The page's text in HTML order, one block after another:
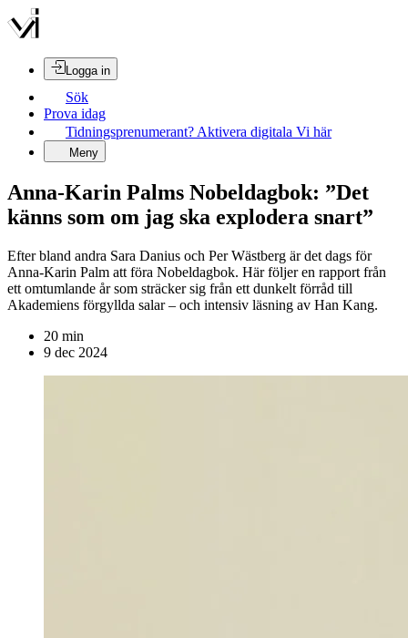
Logga in
Sök
Prova idag
Tidningsprenumerant? Aktivera digitala Vi här
Meny
Anna-Karin Palms Nobeldagbok: ”Det
känns som om jag ska explodera snart”
Efter bland andra Sara Danius och Per Wästberg är det dags för
Anna-Karin Palm att föra Nobeldagbok. Här följer en rapport från
ett omtumlande år som sträcker sig från ett dunkelt förråd till
Akademiens förgyllda salar – och intensiv läsning av Han Kang.
20 min
9 dec 2024